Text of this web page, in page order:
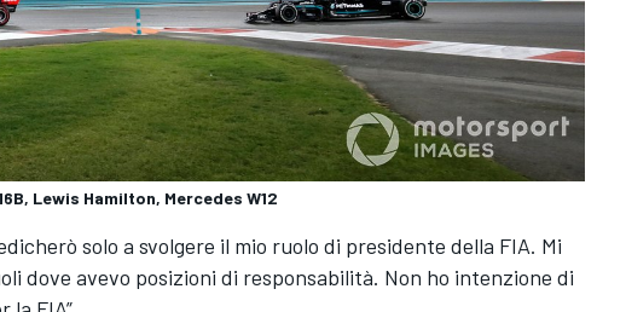
Lewis Hamilton, Mercedes W12
solo a svolgere il mio ruolo di presidente della FIA. Mi
dove avevo posizioni di responsabilità. Non ho intenzione di